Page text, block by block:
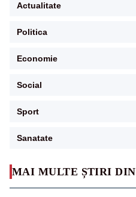
MAI MULTE ȘTIRI DIN
Actualitate
Politica
Economie
Social
Sport
Sanatate